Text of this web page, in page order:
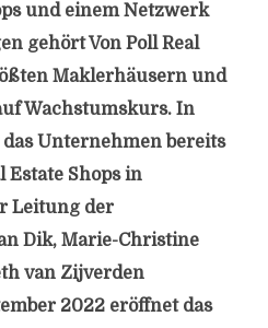
und einem Netzwerk
gehört Von Poll Real
Maklerhäusern und
Wachstumskurs. In
Unternehmen bereits
Estate Shops in
Leitung der
Dik, Marie-Christine
van Zijverden
2022 eröffnet das